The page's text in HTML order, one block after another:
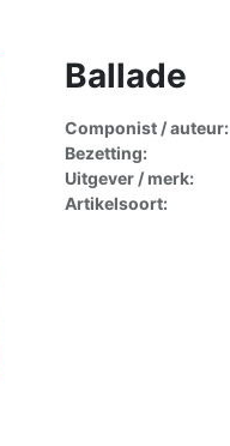
Ballade
Componist / auteur:
Bezetting:
Uitgever / merk:
Artikelsoort: